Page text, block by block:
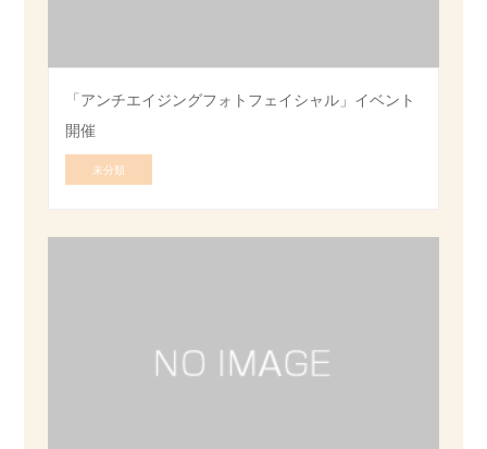
「アンチエイジングフォトフェイシャル」イベント
開催
未分類